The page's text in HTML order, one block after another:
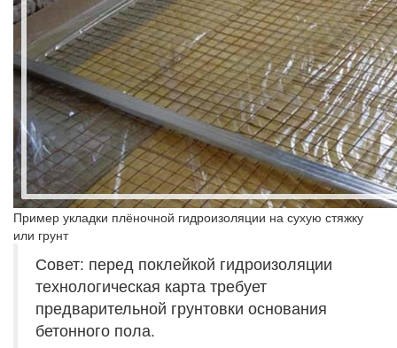
Пример укладки плёночной гидроизоляции на сухую стяжку
или грунт
Совет: перед поклейкой гидроизоляции
технологическая карта требует
предварительной грунтовки основания
бетонного пола.